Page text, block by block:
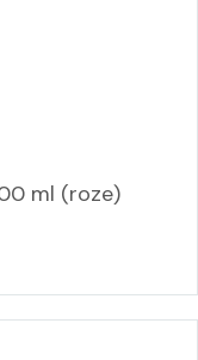
ml (roze)